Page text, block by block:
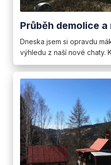
Průběh demolice
Dneska jsem si opravdu
výhledu z naší nové chaty.